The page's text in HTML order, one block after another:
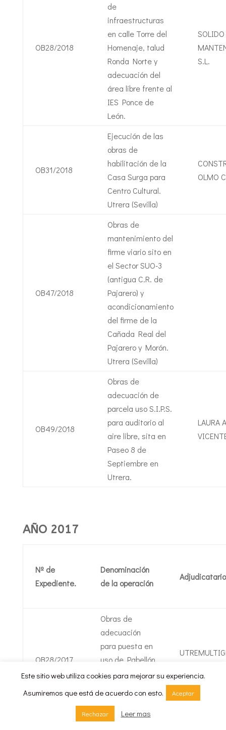
OB28/2018
de
infraestructuras
en calle Torre del
Homenaje, talud
Ronda Norte y
adecuación del
área libre frente al
IES Ponce de
León.
SOLIDO
S.L.
OB31/2018
Ejecución de las
obras de
habilitación de la
Casa Surga para
Centro Cultural.
Utrera (Sevilla)
OLMO
OB47/2018
Obras de
mantenimiento del
firme viario sito en
el Sector SUO-3
(antigua C.R. de
Pajarero) y
acondicionamiento
del firme de la
Cañada Real del
Pajarero y Morón.
Utrera (Sevilla)
OB49/2018
Obras de
adecuación de
parcela uso S.I.P.S.
para auditorio al
aire libre, sita en
Paseo 8 de
Septiembre en
Utrera.
LAURA
AÑO 2017
Nº de
Expediente.
Denominación
de la operación
Adjudicatario
OB28/2017
Obras de
adecuación
para puesta en
uso de Pabellón
Polideportivo
Trabajos de
Este sitio web utiliza cookies para mejorar su experiencia.
Asumiremos que está de acuerdo con esto.
Aceptar
Rechazar Leer mas